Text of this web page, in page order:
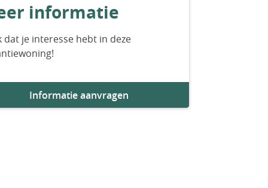
informatie
dat je interesse hebt in deze
Informatie aanvragen